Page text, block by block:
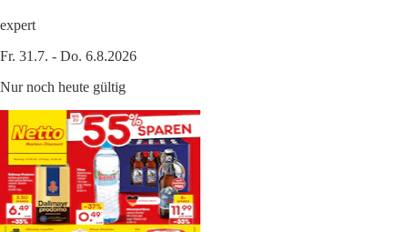
expert
Fr. 31.7. - Do. 6.8.2026
Nur noch heute gültig